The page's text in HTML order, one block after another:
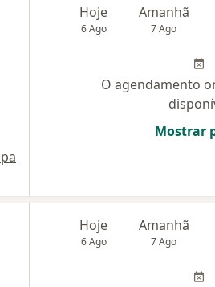
Hoje
6 Ago
Amanhã
7 Ago
O agendamento
Mostrar
Hoje
6 Ago
Amanhã
7 Ago